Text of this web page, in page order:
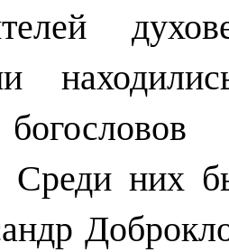
Среди них